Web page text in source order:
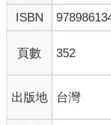
光秀和永哲讓尷尬害
與此同時，永哲的隊
「永哲，我們難得見
「好啊，玩完這個就
光秀瞥了一眼「從這
「那我們玩完這個，
自助餐廳碰面吧。」
光秀和兒子光賢沒有
ISBN
頁數 352
出版地 台灣